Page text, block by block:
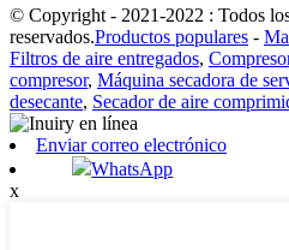
© Copyright - 2021-2022 : Todos
reservados.Productos populares -
Filtros de aire entregados,
compresor, Máquina secadora de
desecante, Secador de aire
Enviar correo electrónico
WhatsApp
x